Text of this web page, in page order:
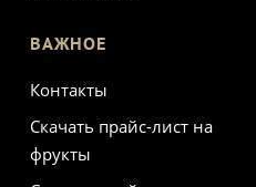
ВАЖНОЕ
Контакты
Скачать прайс-лист на
фрукты